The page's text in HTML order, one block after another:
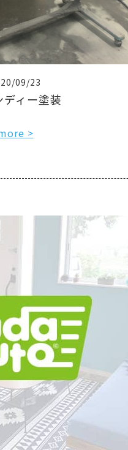
09/23
ディー塗装
>